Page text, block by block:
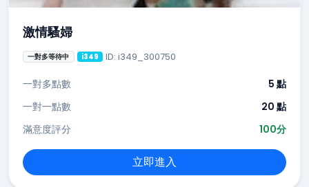
激情騷婦
一對多等待中 i349 ID: i349_300750
一對多點數
5 點
一對一點數
20 點
滿意度評分
100分
立即進入